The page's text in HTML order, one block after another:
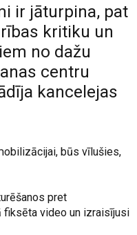
ir jāturpina, pat
kritiku un
no dažu
centru
kancelejas
būs vīlušies,
pret
fiksēta video un izraisījusi